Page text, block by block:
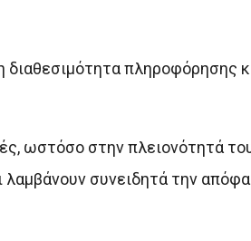
πληροφόρησης
ωστόσο στην πλειονότητά
συνειδητά την